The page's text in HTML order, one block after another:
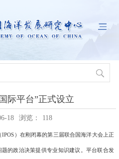
际平台”正式设立
18 浏览： 118
（IPOS ）在刚闭幕的第三届联合国海洋大会上正
的政治决策提供专业知识建议。平台联合发